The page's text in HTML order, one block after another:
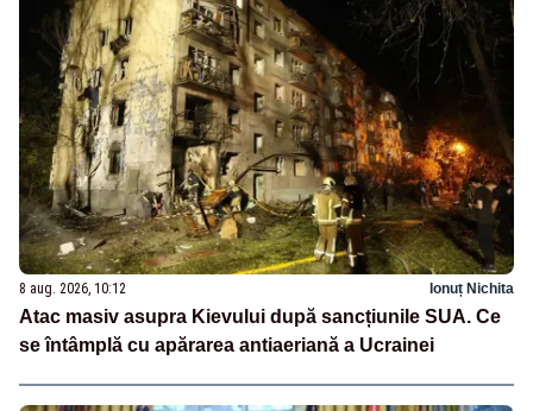
8 aug. 2026, 10:12 Ionuț Nichita
Atac masiv asupra Kievului după sancțiunile SUA. Ce
se întâmplă cu apărarea antiaeriană a Ucrainei